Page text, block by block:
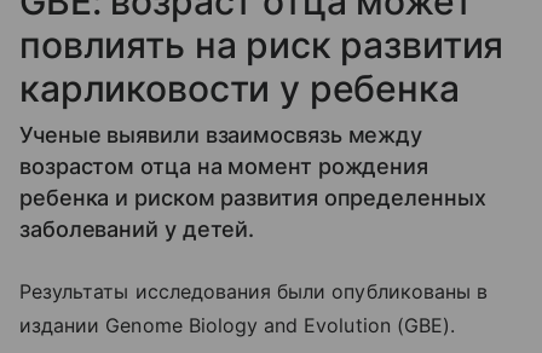
повлиять на риск развития
карликовости у ребенка
Ученые выявили взаимосвязь между
возрастом отца на момент рождения
ребенка и риском развития определенных
заболеваний у детей.
Результаты исследования были опубликованы в
издании Genome Biology and Evolution (GBE).